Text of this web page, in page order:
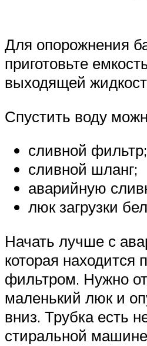
Для опорожнения
приготовьте
выходящей
Спустить воду
сливной фильтр;
сливной шланг;
аварийную
люк загрузки
Начать лучше с
которая находится
фильтром. Нужно
маленький люк и
вниз. Трубка есть
стиральной